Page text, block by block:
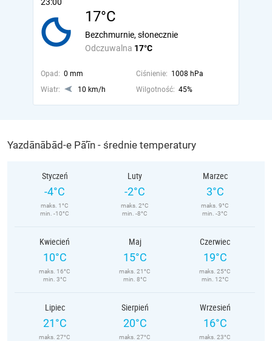
17°C
Odczuwalna 17°C
Bezchmurnie, słonecznie
Opad: 0 mm Ciśnienie: 1008 hPa
Wiatr:
10 km/h Wilgotność: 45%
Yazdānābād-e Pā’īn - średnie temperatury
Styczeń
-4°C
maks. 1°C
min. -10°C
Luty
-2°C
maks. 2°C
min. -8°C
Marzec
3°C
maks. 9°C
min. -3°C
Kwiecień
10°C
maks. 16°C
min. 3°C
Maj
15°C
maks. 21°C
min. 8°C
Czerwiec
19°C
maks. 25°C
min. 12°C
Lipiec
21°C
maks. 27°C
Sierpień
20°C
maks. 27°C
Wrzesień
16°C
maks. 23°C